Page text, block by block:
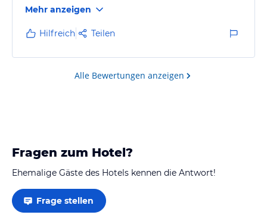
Lebensmittelallergien hat, wurde dies bei der
Auswahl beim Frühstücksbuffet berücksichtigt und
beim Abendessen (Halbpension) für sie ein besonders
„3-Gänge-Menü“ zubereitet. Wir waren sehr zufrieden.
Mehr anzeigen
Hilfreich Teilen
Alle Bewertungen anzeigen
Fragen zum Hotel?
Ehemalige Gäste des Hotels kennen die Antwort!
Frage stellen